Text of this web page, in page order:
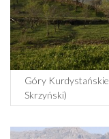
Góry
Skrzyński)